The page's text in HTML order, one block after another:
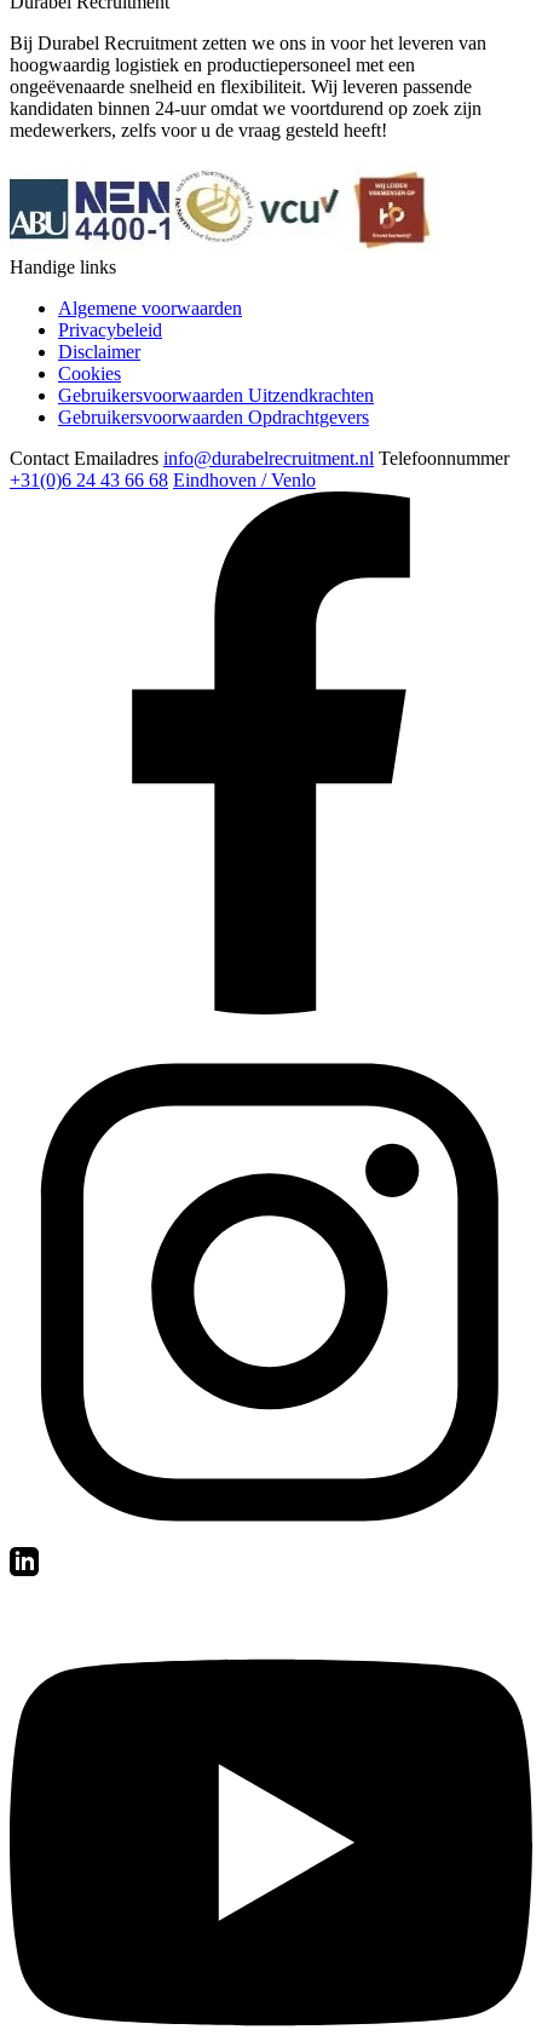
Bij Durabel Recruitment zetten we ons in voor het leveren van
hoogwaardig logistiek en productiepersoneel met een
ongeëvenaarde snelheid en flexibiliteit. Wij leveren passende
kandidaten binnen 24-uur omdat we voortdurend op zoek zijn
medewerkers, zelfs voor u de vraag gesteld heeft!
Handige links
Algemene voorwaarden
Privacybeleid
Disclaimer
Cookies
Gebruikersvoorwaarden Uitzendkrachten
Gebruikersvoorwaarden Opdrachtgevers
Contact Emailadres info@durabelrecruitment.nl Telefoonnummer
+31(0)6 24 43 66 68 Eindhoven / Venlo